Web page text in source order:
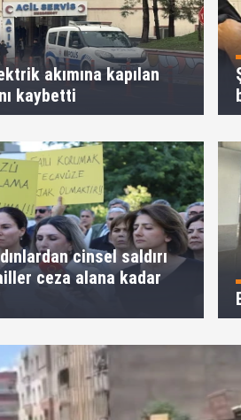
akımına kapılan
kaybetti
cinsel saldırı
ceza alana kadar